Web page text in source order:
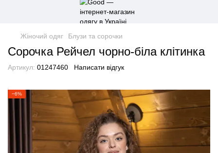
Жіночий одяг Блузи та сорочки
Сорочка Рейчел чорно-біла клітинка
Артикул: 01247460 Написати відгук
−6%